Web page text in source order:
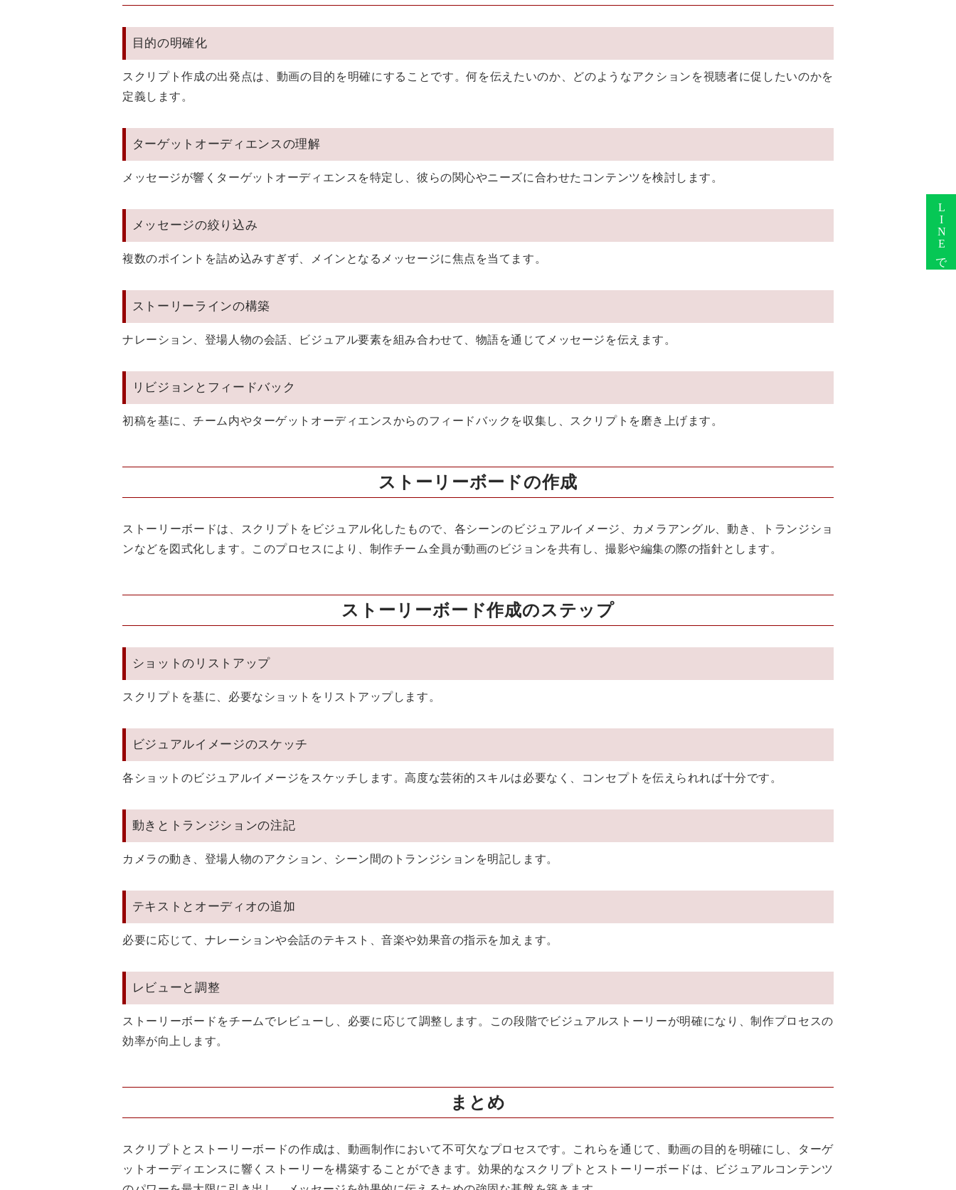
目的の明確化
スクリプト作成の出発点は、動画の目的を明確にすることです。何を伝えたいのか、どのようなアクションを視聴者に促したいのかを
定義します。
ターゲットオーディエンスの理解
メッセージが響くターゲットオーディエンスを特定し、彼らの関心やニーズに合わせたコンテンツを検討します。
メッセージの絞り込み
複数のポイントを詰め込みすぎず、メインとなるメッセージに焦点を当てます。
ストーリーラインの構築
ナレーション、登場人物の会話、ビジュアル要素を組み合わせて、物語を通じてメッセージを伝えます。
リビジョンとフィードバック
初稿を基に、チーム内やターゲットオーディエンスからのフィードバックを収集し、スクリプトを磨き上げます。
ストーリーボードの作成
ストーリーボードは、スクリプトをビジュアル化したもので、各シーンのビジュアルイメージ、カメラアングル、動き、トランジショ
ンなどを図式化します。このプロセスにより、制作チーム全員が動画のビジョンを共有し、撮影や編集の際の指針とします。
ストーリーボード作成のステップ
ショットのリストアップ
スクリプトを基に、必要なショットをリストアップします。
ビジュアルイメージのスケッチ
各ショットのビジュアルイメージをスケッチします。高度な芸術的スキルは必要なく、コンセプトを伝えられれば十分です。
動きとトランジションの注記
カメラの動き、登場人物のアクション、シーン間のトランジションを明記します。
テキストとオーディオの追加
必要に応じて、ナレーションや会話のテキスト、音楽や効果音の指示を加えます。
レビューと調整
ストーリーボードをチームでレビューし、必要に応じて調整します。この段階でビジュアルストーリーが明確になり、制作プロセスの
効率が向上します。
まとめ
スクリプトとストーリーボードの作成は、動画制作において不可欠なプロセスです。これらを通じて、動画の目的を明確にし、ターゲ
ットオーディエンスに響くストーリーを構築することができます。効果的なスクリプトとストーリーボードは、ビジュアルコンテンツ
LINEで無料相談